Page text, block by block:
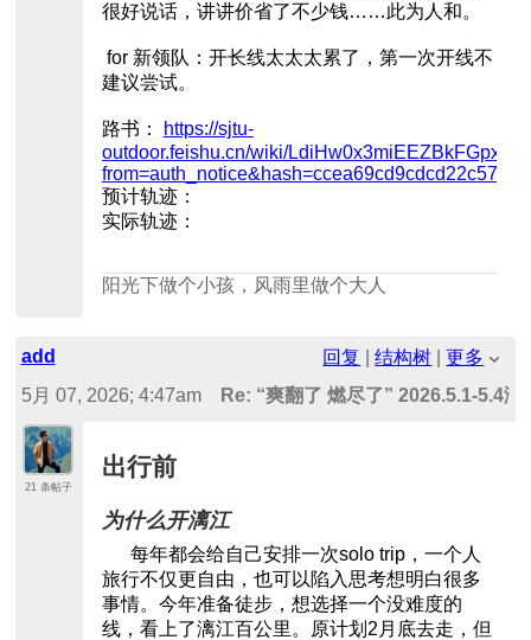
很好说话，讲讲价省了不少钱……此为人和。
for 新领队：开长线太太太累了，第一次开线不
建议尝试。
路书：
https://sjtu-
outdoor.feishu.cn/wiki/
预计轨迹：
实际轨迹：
阳光下做个小孩，风雨里做个大人
add 回复 |结构树 |更多
5月 07, 2026; 4:47am
Re: “爽翻了 燃尽了” 2026.5.1-5.4
21 条帖子
出行前
为什么开漓江
每年都会给自己安排一次solo trip，一个人
旅行不仅更自由，也可以陷入思考想明白很多
事情。今年准备徒步，想选择一个没难度的
线，看上了漓江百公里。原计划2月底去走，但